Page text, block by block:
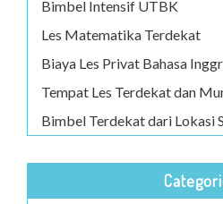
Bimbel Intensif UTBK
Les Matematika Terdekat
Biaya Les Privat Bahasa
Tempat Les Terdekat dan
Bimbel Terdekat dari Lokasi